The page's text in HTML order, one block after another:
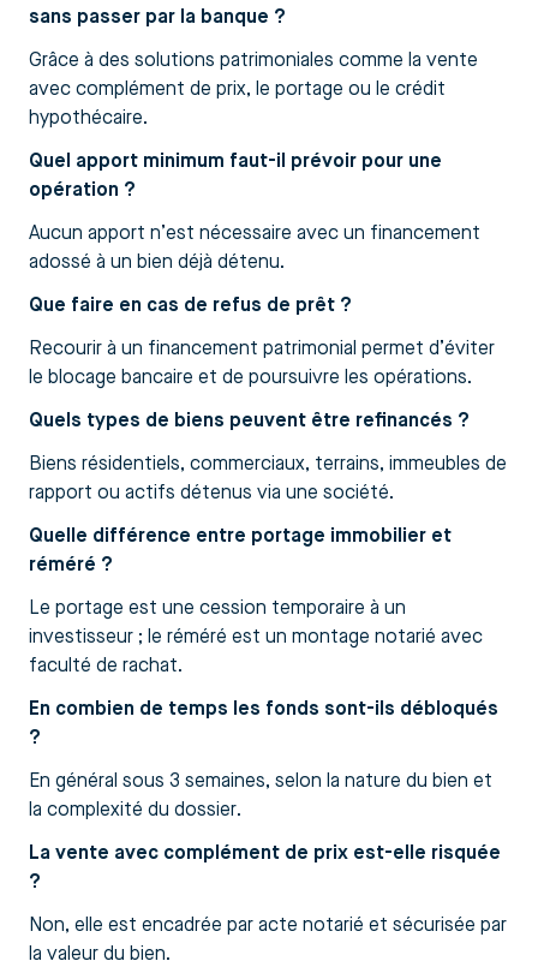
sans passer par la banque ?
Grâce à des solutions patrimoniales comme la vente
avec complément de prix, le portage ou le crédit
hypothécaire.
Quel apport minimum faut-il prévoir pour une
opération ?
Aucun apport n’est nécessaire avec un financement
adossé à un bien déjà détenu.
Que faire en cas de refus de prêt ?
Recourir à un financement patrimonial permet d’éviter
le blocage bancaire et de poursuivre les opérations.
Quels types de biens peuvent être refinancés ?
Biens résidentiels, commerciaux, terrains, immeubles de
rapport ou actifs détenus via une société.
Quelle différence entre portage immobilier et
réméré ?
Le portage est une cession temporaire à un
investisseur ; le réméré est un montage notarié avec
faculté de rachat.
En combien de temps les fonds sont-ils débloqués
?
En général sous 3 semaines, selon la nature du bien et
la complexité du dossier.
La vente avec complément de prix est-elle risquée
?
Non, elle est encadrée par acte notarié et sécurisée par
la valeur du bien.